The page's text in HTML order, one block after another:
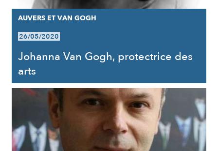
AUVERS ET VAN GOGH
26/05/2020
Johanna Van Gogh, protectrice des
arts